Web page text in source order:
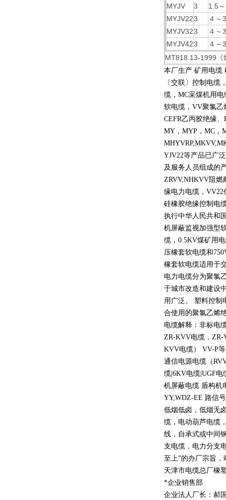
MYJV
3
1.5
MYJV223
４～
MYJV323
４～
MYJV423
４～
MT818.13-1999《
本厂生产 矿用电缆
〔交联〕控制电缆
缆， MC采煤机用电
软电缆， VV聚氯乙
CEFR乙丙胶绝缘、
MY ， MYP ， MC ，
YJV22等产品已广
及服务人员组成的
ZRVV,NHKVV阻燃
缘电力电缆， VV22
硅橡胶绝缘控制电
执行中华人民共和
机屏蔽监视加强型
缆， 0.5KV煤矿用
压橡套软电缆和
橡套软电缆适用于
电力电缆分为聚氯
于城市改造和建设
用广泛。 塑料控制
合使用的聚氯乙烯
电缆解释：非标电
ZR-KVV电缆， ZR-
KVV电缆） VV-P
通信电源电缆（
缆 |6KV电缆 |UGF电
机屏蔽电缆 盾构机
YY,WDZ-EE 路信
低烟低卤，低烟无
缆，电动葫芦电缆
线，自承式或中间
支电缆，电力分支
至上”的办厂宗旨，
天津市电缆总厂橡
*企业销售部
企业法人厂长：郝